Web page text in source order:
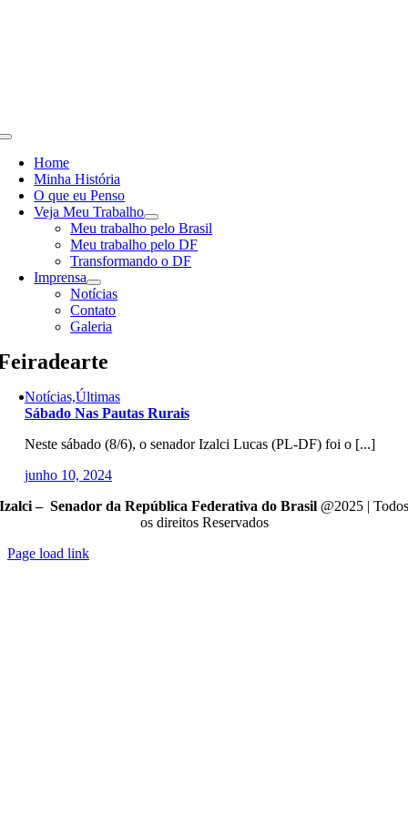
Toggle
NavigationHome
Minha História
O que eu Penso
Veja Meu Trabalho
Meu trabalho pelo Brasil
Meu trabalho pelo DF
Transformando o DF
Imprensa
Notícias
Contato
Galeria
Notícias,Últimas
Sábado Nas Pautas Rurais
Neste sábado (8/6), o senador Izalci Lucas (PL-DF) foi o [...]
junho 10, 2024
Izalci – Senador da República Federativa do Brasil @2025 | Todos
os direitos Reservados
Page load link